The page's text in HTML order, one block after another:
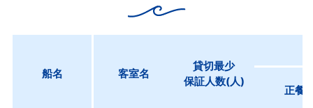
船名 客室名
貸切最少
保証人数(人)
正餐